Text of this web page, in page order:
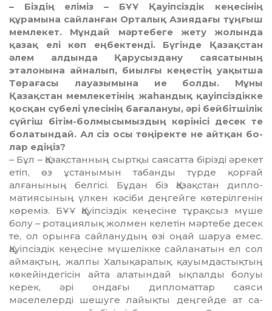
– Біздің еліміз – БҰҰ Қауіпсіздік кеңе­­­сінің
құрамына сайланған Орталық Азия­дағы тұң­ғыш
мемлекет. Мұндай мәр­­тебеге жету жолында
қазақ елі көп еңбектенді. Бүгінде Қа­зақстан
әлем алдында Қару­сыз­дану саясатының
эталонына ай­налып, биылғы кеңестің уа­қытша
Төрағасы лауазымына ие болды. Мұны
Қазақстан мем­лекетінің жаһандық қауіп­сіз­дікке
қосқан сүбелі үлесінің ба­ғалануы, әрі бейбітшілік
сүй­гіш бітім-болмысымыздың көрінісі десек те
болатындай. Ал сіз осы төңіректе не айтқан бо­
лар едіңіз?
– Бұл – Қазақстанның сырт­қы саясатта бірізді әрекет
етіп, өз ұстанымын табанды түр­де қорғай
алғанының бел­гі­сі. Бұдан біз Қазақстан дип­ло­
матиясының үлкен кәсіби дең­гейге көтерілгенін
көреміз. БҰҰ Қауіпсіздік кеңесіне тұ­рақ­сыз мүше
болу – ротация­лық жолмен келетін мәртебе десек
те, ол орынға сайлану­дың өзі оңай шаруа емес.
Қауіп­сіздік кеңесіне мүше­лік­ке сайланатын ел сол
ай­мақ­тың, жалпы Халықаралық қауым­дастықтың
көкейін­де­гісін айта алатындай ықпалды болуы
керек, әрі ондағы дип­ло­маттар саяси
мәселелерді ше­шуге лайықты деңгейде ат са­